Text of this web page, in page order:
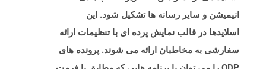
انیمیشن و سایر رسانه ها تشکیل شود. این
اسلایدها در قالب نمایش پرده ای با تنظیمات ارائه
سفارشی به مخاطبان ارائه می شوند. پرونده های